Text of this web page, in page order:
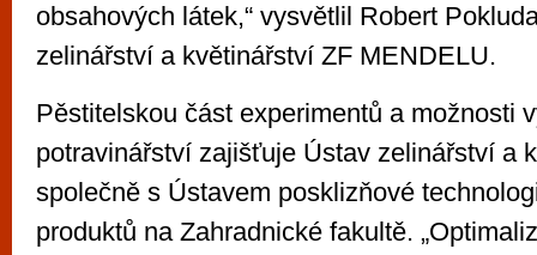
obsahových látek,“ vysvětlil Robert
zelinářství a květinářství ZF MENDELU.
Pěstitelskou část experimentů a možnosti
potravinářství zajišťuje Ústav zelinářství a
společně s Ústavem posklizňové
produktů na Zahradnické fakultě.